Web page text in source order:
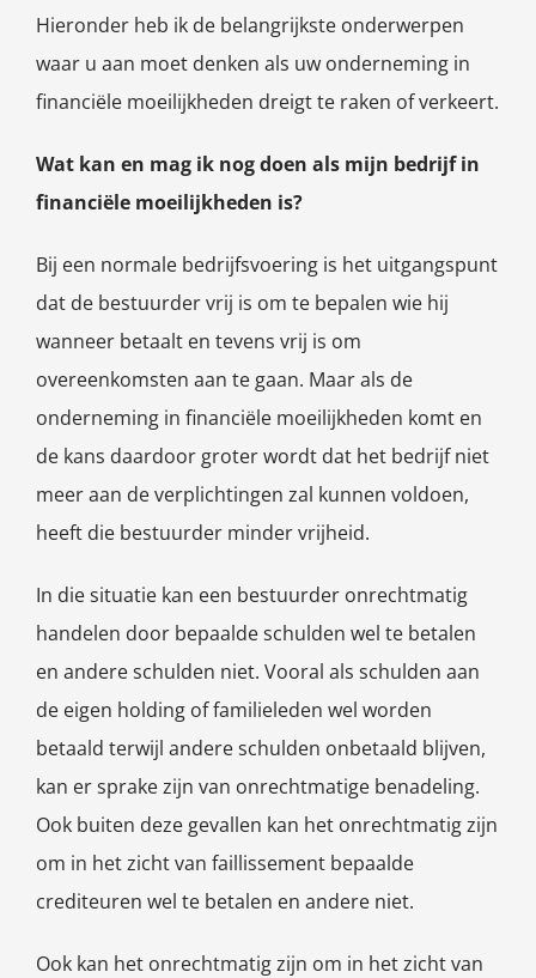
Hieronder heb ik de belangrijkste onderwerpen
waar u aan moet denken als uw onderneming in
financiële moeilijkheden dreigt te raken of verkeert.
Wat kan en mag ik nog doen als mijn bedrijf in
financiële moeilijkheden is?
Bij een normale bedrijfsvoering is het uitgangspunt
dat de bestuurder vrij is om te bepalen wie hij
wanneer betaalt en tevens vrij is om
overeenkomsten aan te gaan. Maar als de
onderneming in financiële moeilijkheden komt en
de kans daardoor groter wordt dat het bedrijf niet
meer aan de verplichtingen zal kunnen voldoen,
heeft die bestuurder minder vrijheid.
In die situatie kan een bestuurder onrechtmatig
handelen door bepaalde schulden wel te betalen
en andere schulden niet. Vooral als schulden aan
de eigen holding of familieleden wel worden
betaald terwijl andere schulden onbetaald blijven,
kan er sprake zijn van onrechtmatige benadeling.
Ook buiten deze gevallen kan het onrechtmatig zijn
om in het zicht van faillissement bepaalde
crediteuren wel te betalen en andere niet.
Ook kan het onrechtmatig zijn om in het zicht van